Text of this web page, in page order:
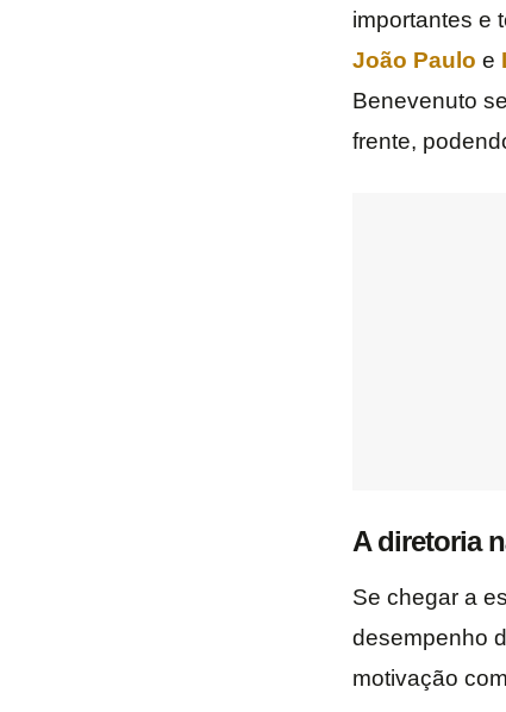
importantes e
João Paulo e
Benevenuto
frente,
A diretoria
Se chegar a
desempenho
motivação